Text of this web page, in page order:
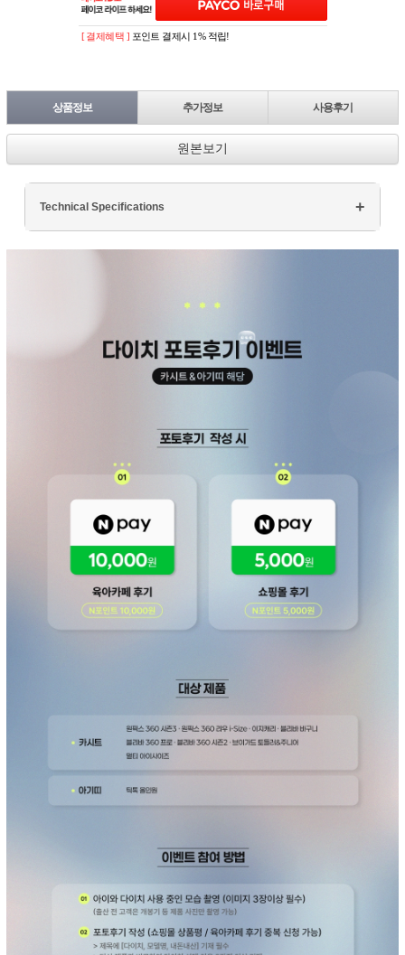
PAYCO 바로구매
[ 결제혜택 ] 포인트 결제시 1% 적립!
상품정보 추가정보 사용후기
원본보기
Technical Specifications
Graphics: NVIDIA GTX 1660Ti